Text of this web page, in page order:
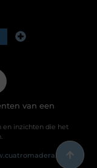
van een
en inzichten die het